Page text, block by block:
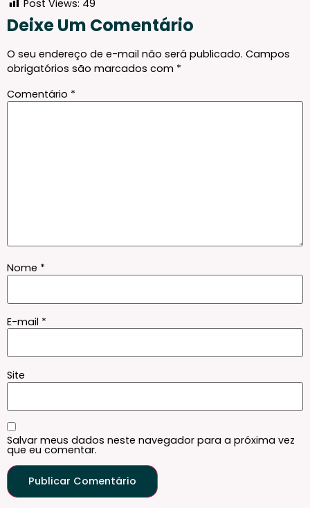
Post Views: 49
Deixe Um Comentário
O seu endereço de e-mail não será publicado. Campos
obrigatórios são marcados com *
Comentário *
Nome *
E-mail *
Site
Salvar meus dados neste navegador para a próxima vez
que eu comentar.